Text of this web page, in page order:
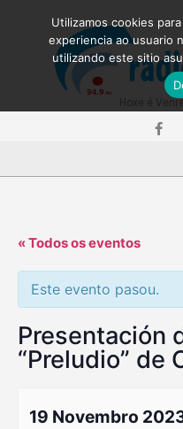
« Todos os eventos
Este evento pasou.
Presentación
“Preludio” de
19 Novembro
Utilizamos cookies
experiencia ao usuario
utilizando este sitio